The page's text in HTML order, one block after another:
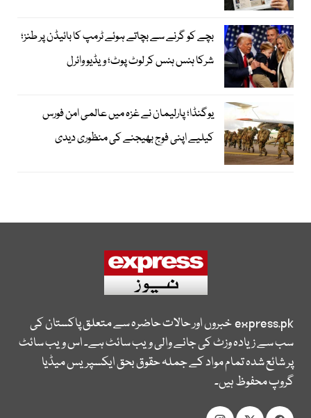
بچے کو گرنے سے بچاتے ہوئے ٹرمپ کا بائیڈن پر طنز؛
شرکا ہنس ہنس کر لوٹ پوٹ؛ ویڈیو وائرل
یوگنڈا؛ پارلیمان نے غزہ میں عالمی امن فورس
کیلیے اپنی فوج بھیجنے کی منظوری دیدی
express.pkخبروں اور حالات حاضرہ سے متعلق پاکستان کی
سب سے زیادہ وزٹ کی جانے والی ویب سائٹ ہے۔ اس ویب سائٹ
پر شائع شدہ تمام مواد کے جملہ حقوق بحق ایکسپریس میڈیا
گروپ محفوظ ہیں۔